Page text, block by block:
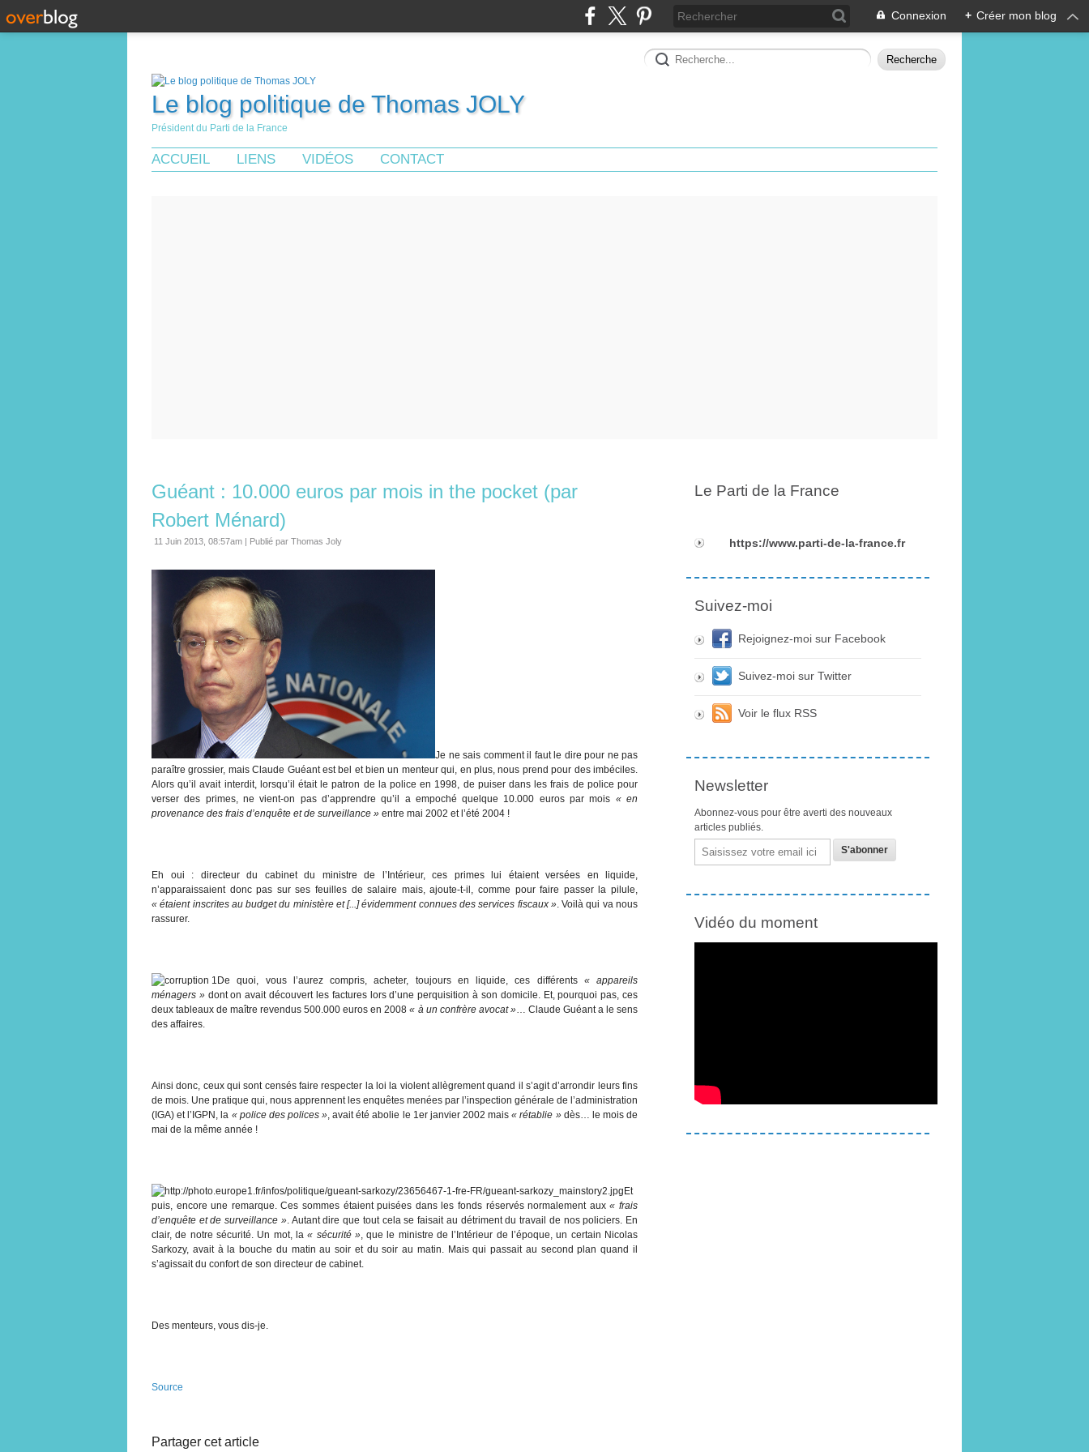
Connexion + Créer mon blog
Le blog politique de Thomas JOLY
Président du Parti de la France
ACCUEIL LIENS VIDÉOS CONTACT
Guéant : 10.000 euros par mois in the pocket (par
Robert Ménard)
11 Juin 2013, 08:57am | Publié par Thomas Joly
Je ne sais comment il faut le dire pour ne pas
paraître grossier, mais Claude Guéant est bel et bien un menteur qui, en plus, nous prend pour des imbéciles.
Alors qu’il avait interdit, lorsqu’il était le patron de la police en 1998, de puiser dans les frais de police pour
verser des primes, ne vient-on pas d’apprendre qu’il a empoché quelque 10.000 euros par mois « en
provenance des frais d’enquête et de surveillance » entre mai 2002 et l’été 2004 !
Eh oui : directeur du cabinet du ministre de l’Intérieur, ces primes lui étaient versées en liquide,
n’apparaissaient donc pas sur ses feuilles de salaire mais, ajoute-t-il, comme pour faire passer la pilule,
« étaient inscrites au budget du ministère et [...] évidemment connues des services fiscaux ». Voilà qui va nous
rassurer.
De quoi, vous l’aurez compris, acheter, toujours en liquide, ces différents « appareils
ménagers »dont on avait découvert les factures lors d’une perquisition à son domicile. Et, pourquoi pas, ces
deux tableaux de maître revendus 500.000 euros en 2008« à un confrère avocat »… Claude Guéant a le sens
des affaires.
Ainsi donc, ceux qui sont censés faire respecter la loi la violent allègrement quand il s’agit d’arrondir leurs fins
de mois. Une pratique qui, nous apprennent les enquêtes menées par l’inspection générale de l’administration
(IGA) et l’IGPN, la « police des polices », avait été abolie le 1er janvier 2002 mais« rétablie »dès… le mois de
mai de la même année !
Et
puis, encore une remarque. Ces sommes étaient puisées dans les fonds réservés normalement aux« frais
d’enquête et de surveillance ». Autant dire que tout cela se faisait au détriment du travail de nos policiers. En
clair, de notre sécurité. Un mot, la« sécurité », que le ministre de l’Intérieur de l’époque, un certain Nicolas
Sarkozy, avait à la bouche du matin au soir et du soir au matin. Mais qui passait au second plan quand il
s’agissait du confort de son directeur de cabinet.
Des menteurs, vous dis-je.
Source
Partager cet article
Le Parti de la France
https://www.parti-de-la-france.fr
Suivez-moi
Rejoignez-moi sur Facebook
Suivez-moi sur Twitter
Voir le flux RSS
Newsletter
Abonnez-vous pour être averti des nouveaux
articles publiés.
Email
Vidéo du moment